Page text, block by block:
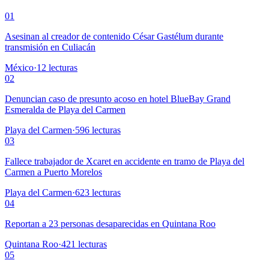
01
Asesinan al creador de contenido César Gastélum durante
transmisión en Culiacán
México·12 lecturas
02
Denuncian caso de presunto acoso en hotel BlueBay Grand
Esmeralda de Playa del Carmen
Playa del Carmen·596 lecturas
03
Fallece trabajador de Xcaret en accidente en tramo de Playa del
Carmen a Puerto Morelos
Playa del Carmen·623 lecturas
04
Reportan a 23 personas desaparecidas en Quintana Roo
Quintana Roo·421 lecturas
05